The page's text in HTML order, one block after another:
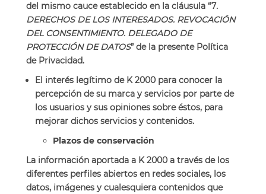
del mismo cauce establecido en la cláusula “7.
DERECHOS DE LOS INTERESADOS. REVOCACIÓN
DEL CONSENTIMIENTO. DELEGADO DE
PROTECCIÓN DE DATOS” de la presente Política
de Privacidad.
El interés legítimo de K 2000 para conocer la
percepción de su marca y servicios por parte de
los usuarios y sus opiniones sobre éstos, para
mejorar dichos servicios y contenidos.
Plazos de conservación
La información aportada a K 2000 a través de los
diferentes perfiles abiertos en redes sociales, los
datos, imágenes y cualesquiera contenidos que